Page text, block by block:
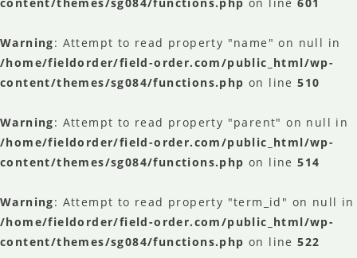
Warning: Attempt to read property "name" on null in
/home/fieldorder/field-order.com/public_html/wp-
content/themes/sg084/functions.php on line510
Warning: Attempt to read property "parent" on null in
/home/fieldorder/field-order.com/public_html/wp-
content/themes/sg084/functions.php on line514
Warning: Attempt to read property "term_id" on null in
/home/fieldorder/field-order.com/public_html/wp-
content/themes/sg084/functions.php on line522